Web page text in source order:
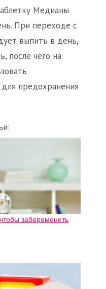
Медианы
При переходе с
выпить в день,
после чего на
предохранения
забеременеть